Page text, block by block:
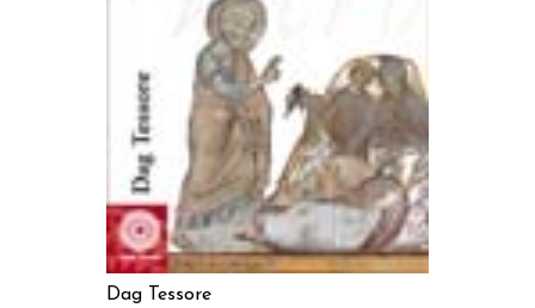
AGGIUNGI AL CARRELLO
Dag Tessore